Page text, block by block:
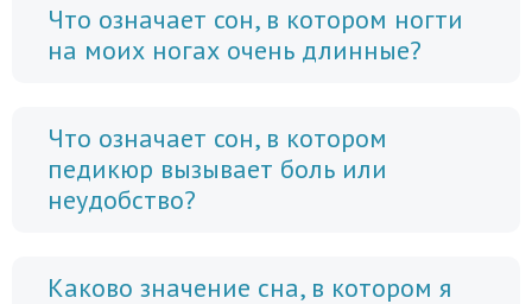
Что означает сон, в котором ногти
на моих ногах очень длинные?
Что означает сон, в котором
педикюр вызывает боль или
неудобство?
Каково значение сна, в котором я